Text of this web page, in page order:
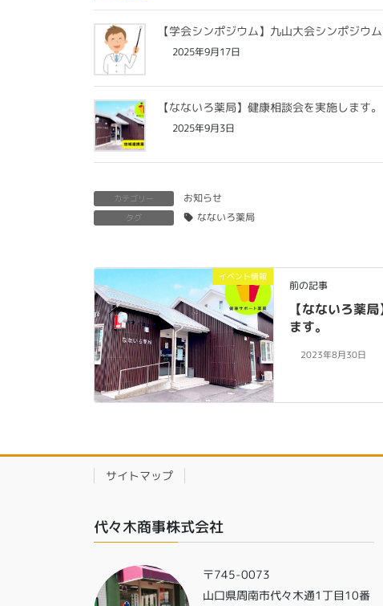
【学会シンポジウム】九山大会シンポジウ
2025年9月17日
【なないろ薬局】健康相談会を実施します。
2025年9月3日
カテゴリー お知らせ
タグ なないろ薬局
イベント情報
前の記事
【なないろ薬
ます。
2023年8月30日
サイトマップ
代々木商事株式会社
〒745-0073
山口県周南市代々木通1丁目10番